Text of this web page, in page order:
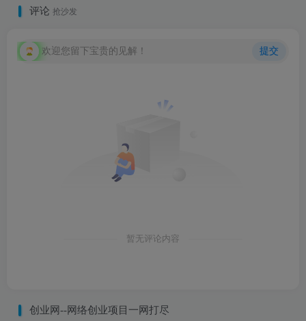
评论 抢沙发
欢迎您留下宝贵的见解！ 提交
暂无评论内容
创业网--网络创业项目一网打尽